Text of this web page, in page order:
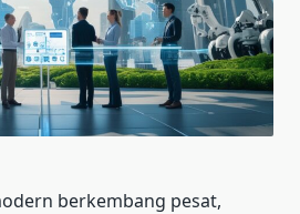
berkembang pesat,